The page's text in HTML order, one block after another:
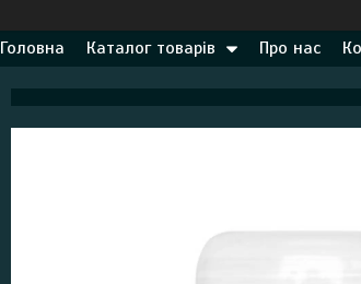
Головна Каталог товарів Про нас